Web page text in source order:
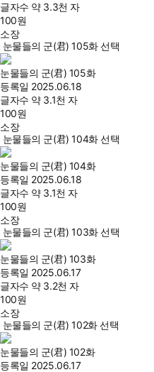
글자수 약 3.3천 자
100원
소장
눈물들의 군(君) 105화 선택
눈물들의 군(君) 105화
등록일 2025.06.18
글자수 약 3.1천 자
100원
소장
눈물들의 군(君) 104화 선택
눈물들의 군(君) 104화
등록일 2025.06.18
글자수 약 3.1천 자
100원
소장
눈물들의 군(君) 103화 선택
눈물들의 군(君) 103화
등록일 2025.06.17
글자수 약 3.2천 자
100원
소장
눈물들의 군(君) 102화 선택
눈물들의 군(君) 102화
등록일 2025.06.17